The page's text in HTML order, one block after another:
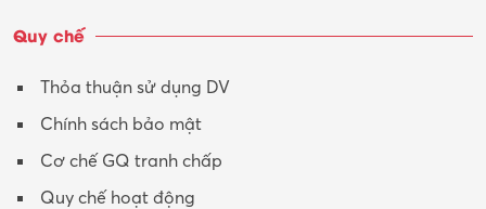
Y tế-Dược
Quy chế
Thỏa thuận sử dụng DV
Chính sách bảo mật
Cơ chế GQ tranh chấp
Quy chế hoạt động